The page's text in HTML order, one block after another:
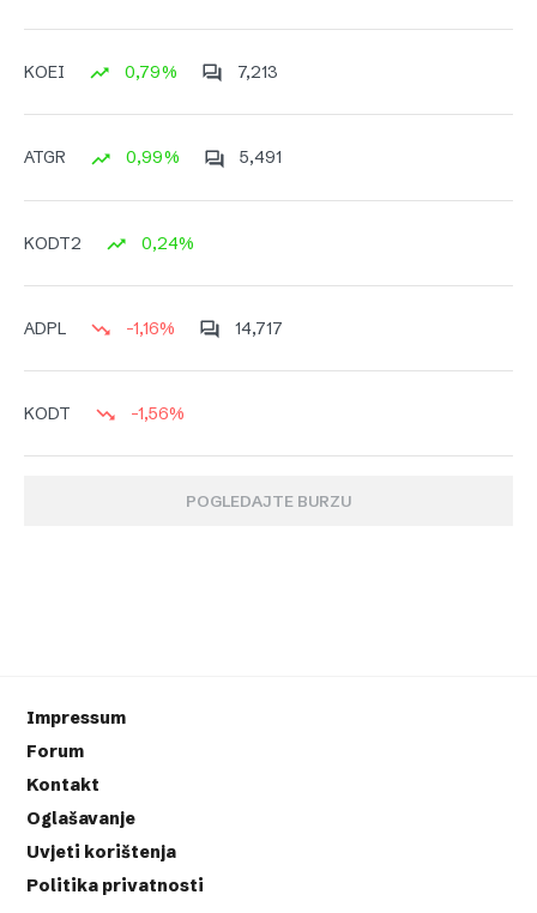
KOEI 0,79% 7,213
ATGR 0,99% 5,491
KODT2 0,24%
ADPL -1,16% 14,717
KODT -1,56%
POGLEDAJTE BURZU
Impressum
Forum
Kontakt
Oglašavanje
Uvjeti korištenja
Politika privatnosti